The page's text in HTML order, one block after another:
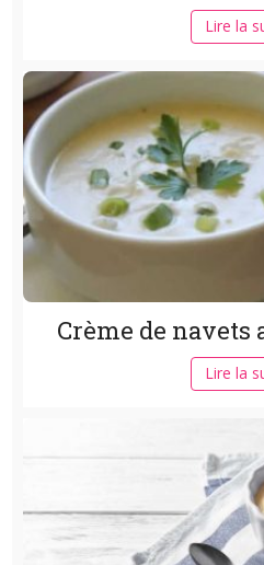
Lire la
Crème de
Lire la